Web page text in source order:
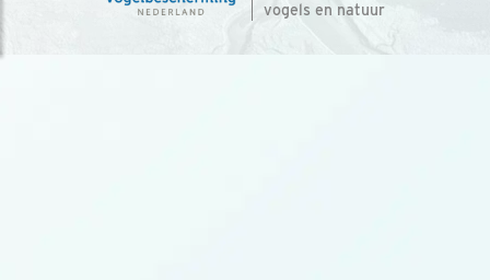
vogels en natuur